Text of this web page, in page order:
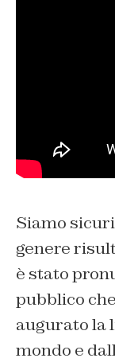
Siamo
genere
è stato
pubblico
augurato la
mondo e